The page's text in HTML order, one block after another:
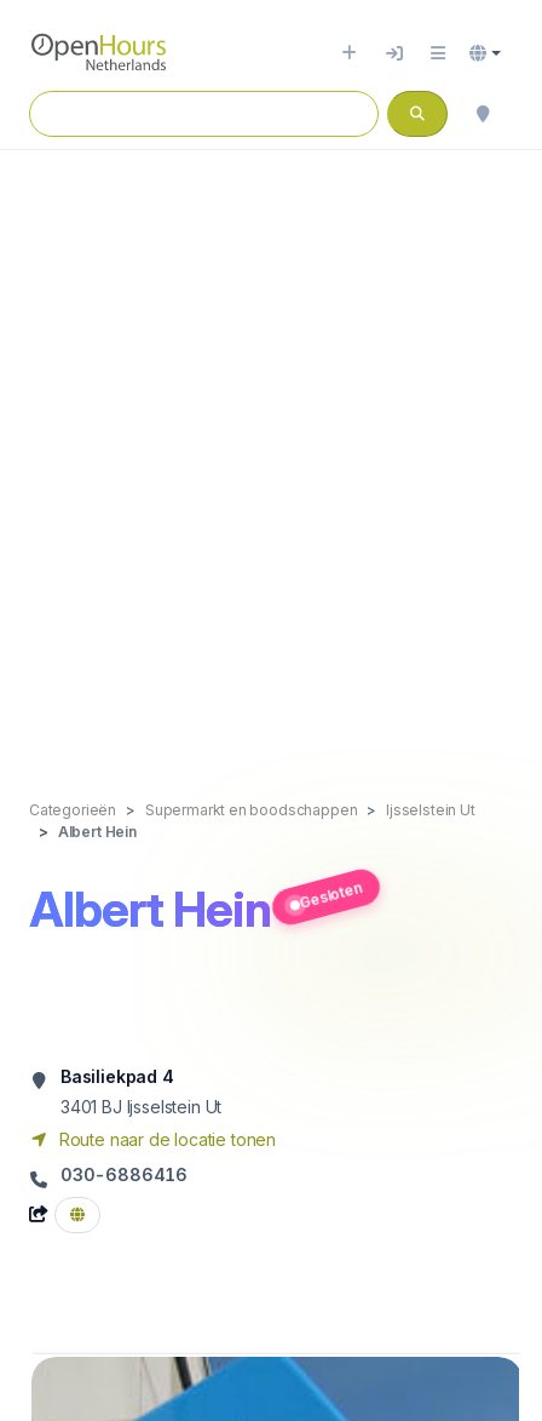
Categorieën Supermarkt en boodschappen
Ijsselstein Ut
Albert Hein
Albert Hein Gesloten
Basiliekpad 4
3401 BJ Ijsselstein Ut
Route naar de locatie tonen
030-6886416